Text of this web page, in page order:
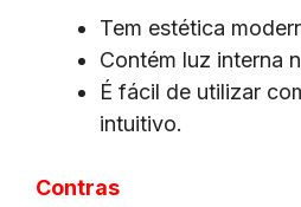
Tem estética
Contém luz interna
É fácil de utilizar
intuitivo.
Contras